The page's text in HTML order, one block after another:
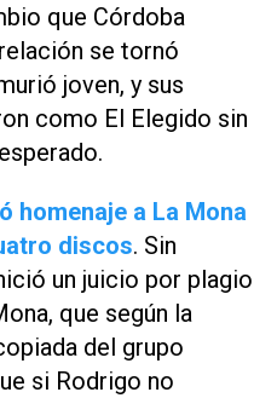
que Córdoba
se tornó
joven, y sus
como El Elegido sin
homenaje a La Mona
discos. Sin
un juicio por plagio
que según la
del grupo
si Rodrigo no